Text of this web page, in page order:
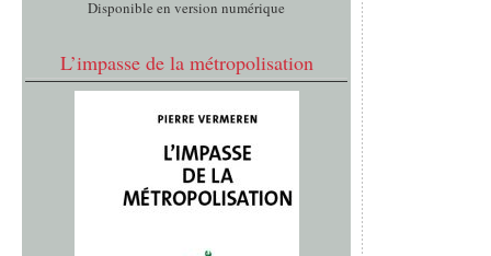
Disponible en version numérique
L’impasse de la métropolisation